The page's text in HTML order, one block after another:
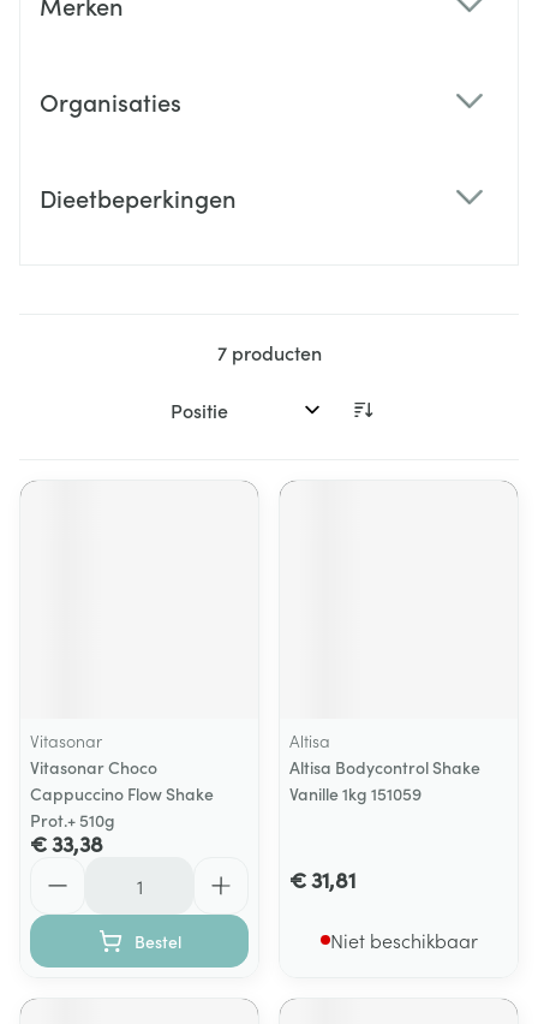
Organisaties
Dieetbeperkingen
7producten
Sorteer op:
Vitasonar
Vitasonar Choco
Cappuccino Flow Shake
Prot.+ 510g
€ 33,38
Bestel
Altisa
Altisa Bodycontrol Shake
Vanille 1kg 151059
€ 31,81
Niet beschikbaar